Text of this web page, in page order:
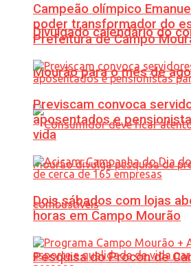
Divulgado calendário do
Mourão para o mês de
Pesquisa do Procon de
Campeão olímpico
poder transformador do
Prefeitura de Campo
Previscam convoca
aposentados e
vida
Dois sábados com lojas
horas em Campo Mourão